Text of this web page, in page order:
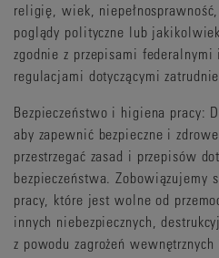
religię, wiek,
poglądy polityczne lub
zgodnie z przepisami
regulacjami dotyczącymi
Bezpieczeństwo i higiena pracy:
aby zapewnić bezpieczne i
przestrzegać zasad i przepisów
bezpieczeństwa. Zobowiązujemy
pracy, które jest wolne od
innych niebezpiecznych,
z powodu zagrożeń